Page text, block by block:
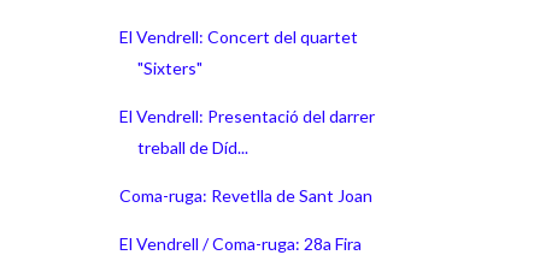
El Vendrell: Concert del quartet
"Sixters"
El Vendrell: Presentació del darrer
treball de Díd...
Coma-ruga: Revetlla de Sant Joan
El Vendrell / Coma-ruga: 28a Fira